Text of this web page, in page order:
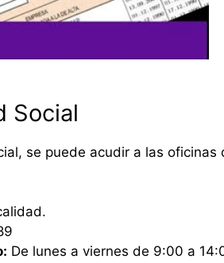
Social
se puede acudir a las
De lunes a viernes de 9:00 a